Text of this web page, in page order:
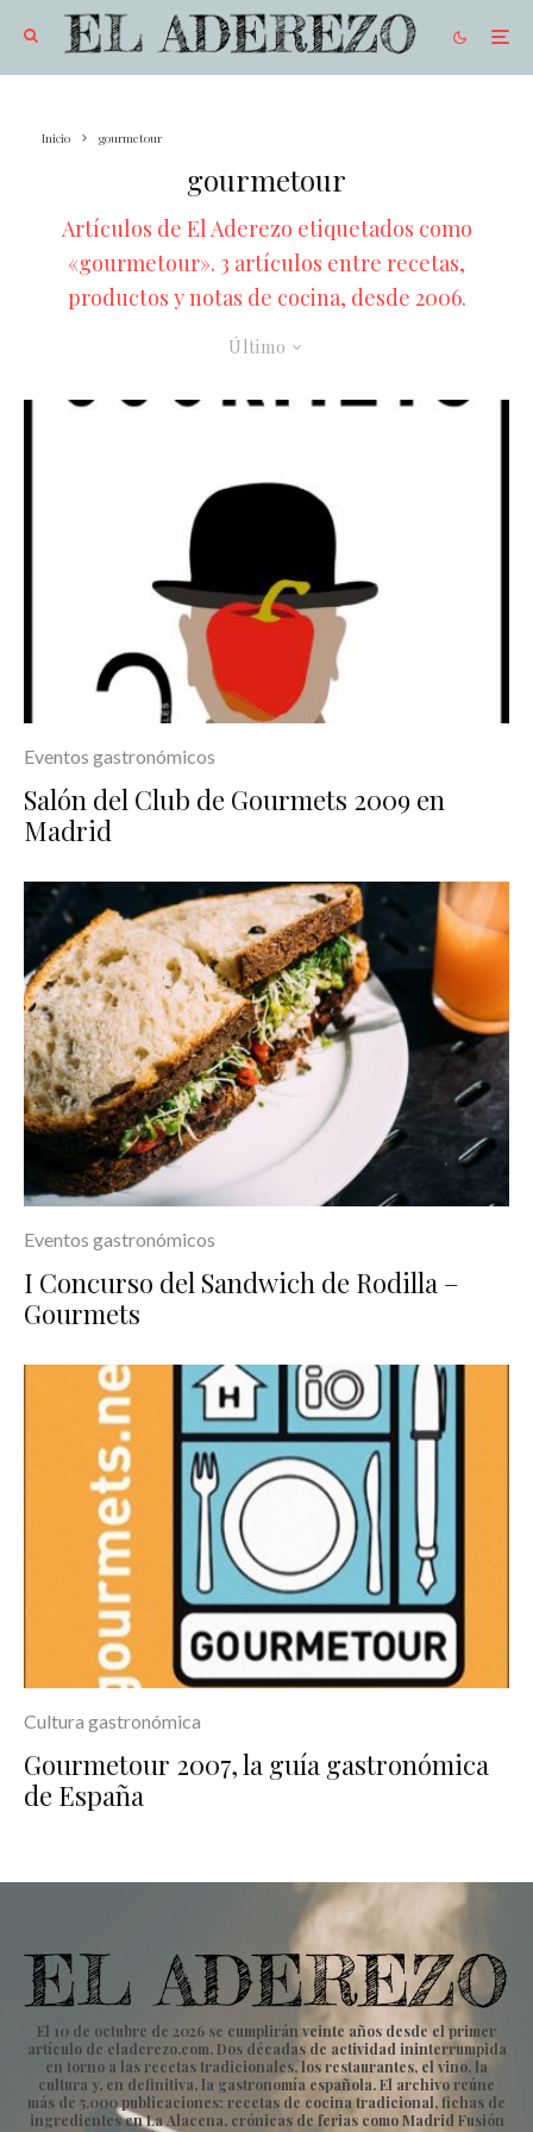
Inicio gourmetour
gourmetour
Artículos de El Aderezo etiquetados como
«gourmetour». 3 artículos entre recetas,
productos y notas de cocina, desde 2006.
Último
Eventos gastronómicos
Salón del Club de Gourmets 2009 en
Madrid
Eventos gastronómicos
I Concurso del Sandwich de Rodilla –
Gourmets
Cultura gastronómica
Gourmetour 2007, la guía gastronómica
de España
El 10 de octubre de 2026 se cumplirán veinte años desde el primer
artículo de eladerezo.com. Dos décadas de actividad ininterrumpida
en torno a las recetas tradicionales, los restaurantes, el vino, la
cultura y, en definitiva, la gastronomía española. El archivo reúne
más de 5.000 publicaciones: recetas de cocina tradicional, fichas de
ingredientes en La Alacena, crónicas de ferias como Madrid Fusión